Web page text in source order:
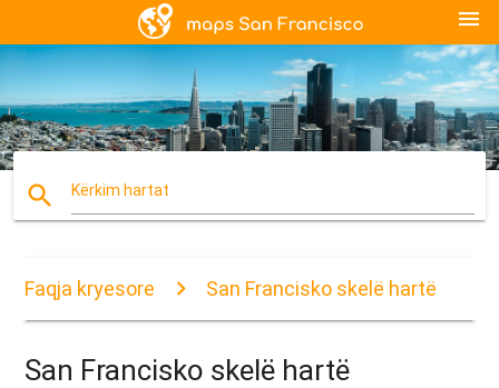
menu
search Kërkim hartat
Faqja kryesore San Francisko skelë hartë
San Francisko skelë hartë